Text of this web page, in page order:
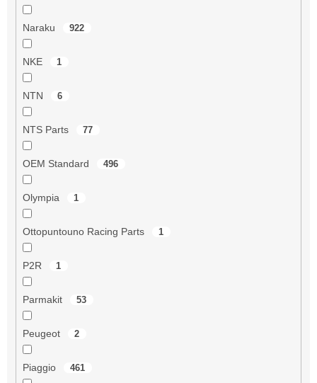
Naraku 922
NKE 1
NTN 6
NTS Parts 77
OEM Standard 496
Olympia 1
Ottopuntouno Racing Parts 1
P2R 1
Parmakit 53
Peugeot 2
Piaggio 461